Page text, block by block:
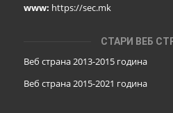
www: https://sec.mk
СТАРИ ВЕБ
Веб страна 2013-2015 година
Веб страна 2015-2021 година